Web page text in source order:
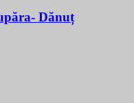
Dănuț